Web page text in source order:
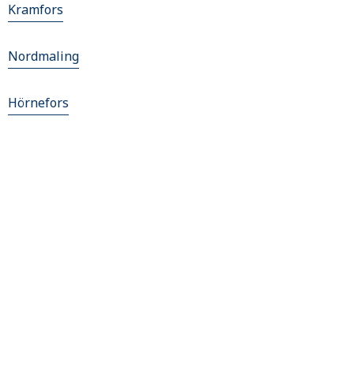
Kramfors
Nordmaling
Hörnefors